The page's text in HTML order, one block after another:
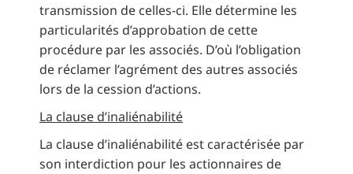
transmission de celles-ci. Elle détermine les
particularités d’approbation de cette
procédure par les associés. D’où l’obligation
de réclamer l’agrément des autres associés
lors de la cession d’actions.
La clause d’inaliénabilité
La clause d’inaliénabilité est caractérisée par
son interdiction pour les actionnaires de